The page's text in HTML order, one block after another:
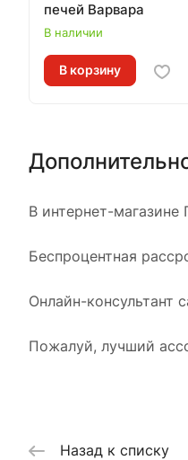
печей Варвара
В наличии
В корзину
В интернет-
Беспроцентная
Онлайн-консультант
Пожалуй, лучший
Назад к списку